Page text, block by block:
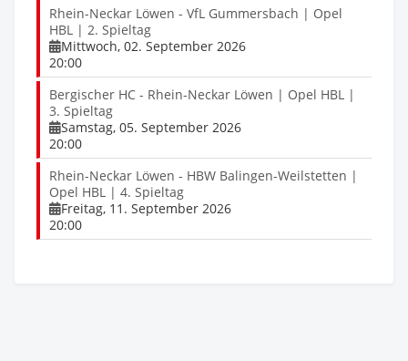
Rhein-Neckar Löwen - VfL Gummersbach | Opel
HBL | 2. Spieltag
Mittwoch, 02. September 2026
20:00
Bergischer HC - Rhein-Neckar Löwen | Opel HBL |
3. Spieltag
Samstag, 05. September 2026
20:00
Rhein-Neckar Löwen - HBW Balingen-Weilstetten |
Opel HBL | 4. Spieltag
Freitag, 11. September 2026
20:00